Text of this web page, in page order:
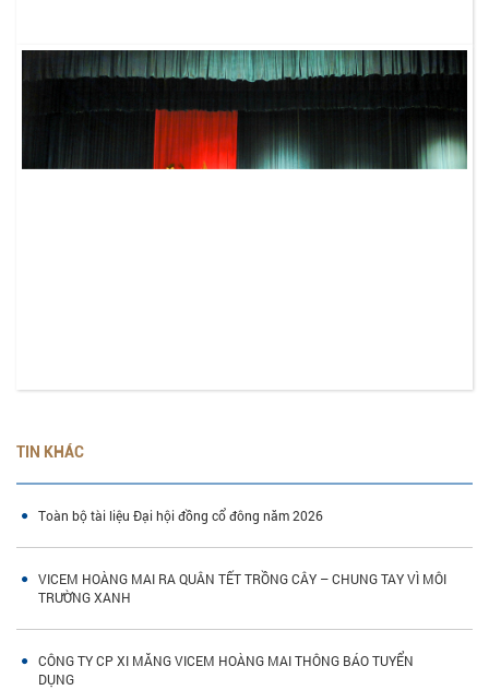
TIN KHÁC
Toàn bộ tài liệu Đại hội đồng cổ đông năm 2026
VICEM HOÀNG MAI RA QUÂN TẾT TRỒNG CÂY – CHUNG TAY VÌ MÔI
TRƯỜNG XANH
CÔNG TY CP XI MĂNG VICEM HOÀNG MAI THÔNG BÁO TUYỂN
DỤNG